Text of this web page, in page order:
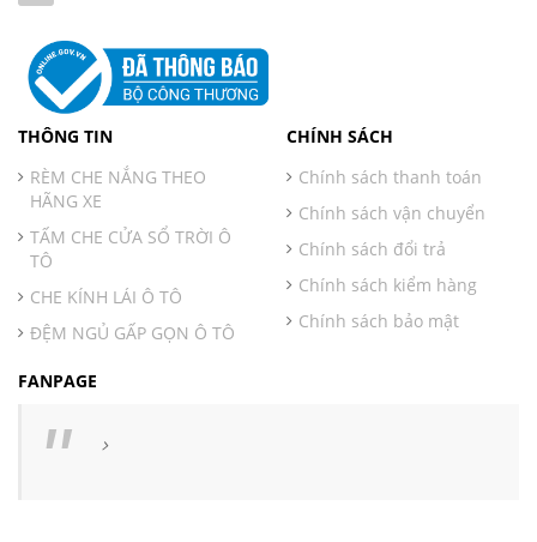
THÔNG TIN
RÈM CHE NẮNG THEO
HÃNG XE
TẤM CHE CỬA SỔ TRỜI Ô
TÔ
CHE KÍNH LÁI Ô TÔ
ĐỆM NGỦ GẤP GỌN Ô TÔ
CHÍNH SÁCH
Chính sách thanh toán
Chính sách vận chuyển
Chính sách đổi trả
Chính sách kiểm hàng
Chính sách bảo mật
FANPAGE